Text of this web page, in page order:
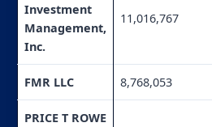
Investment
Management,
Inc.
11,016,767
FMR LLC 8,768,053
PRICE T ROWE